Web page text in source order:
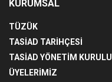
KURUMSAL
TÜZÜK
TASİAD TARİHÇESİ
TASİAD YÖNETİM KURULU
ÜYELERİMİZ